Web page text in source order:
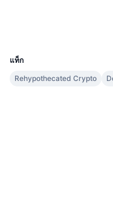
แท็ก
Rehypothecated Crypto